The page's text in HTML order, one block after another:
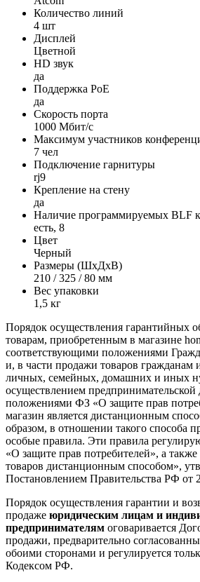
Количество линий
4 шт
Дисплей
Цветной
HD звук
да
Поддержка PoE
да
Скорость порта
1000 Мбит/с
Максимум участников
7 чел
Подключение гарнитуры
rj9
Крепление на стену
да
Наличие программируемых BLF
есть, 8
Цвет
Черный
Размеры (ШxДxВ)
210 / 325 / 80 мм
Вес упаковки
1,5 кг
Порядок осуществления гарантийных
товарам, приобретенным в магазине
соответствующими положениями
и, в части продажи товаров гражданам
личных, семейных, домашних и иных
осуществлением предпринимательской
положениями ФЗ «О защите прав
магазин является дистанционным
образом, в отношении такого способа
особые правила. Эти правила
«О защите прав потребителей», а
товаров дистанционным способом»,
Постановлением Правительства РФ от
Порядок осуществления гарантии и
продаже юридическим лицам и
предпринимателям оговаривается
продажи, предварительно
обоими сторонами и регулируется
Кодексом РФ.